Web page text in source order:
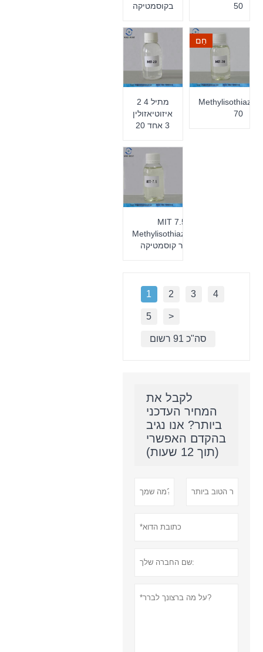
בקוסמטיקה
50
2 מתיל 4
איזוטיאזולין
3 אחד 20
חַם
70
MIT 7.5
Methylisothiazolinone
לשימור קוסמטיקה
1 2 3 4
5 >
סה"כ 91 רשום
לקבל את
המחיר העדכני
ביותר? אנו נגיב
בהקדם האפשרי
(תוך 12 שעות)